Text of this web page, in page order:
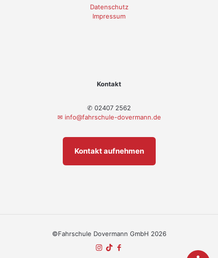
Datenschutz
Impressum
Kontakt
✆ 02407 2562
✉ info@fahrschule-dovermann.de
Kontakt aufnehmen
©Fahrschule Dovermann GmbH 2026